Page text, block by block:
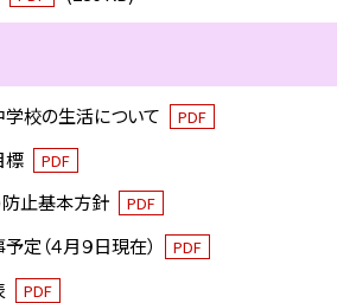
校の生活について PDF
標 PDF
止基本方針 PDF
定（４月９日現在） PDF
PDF